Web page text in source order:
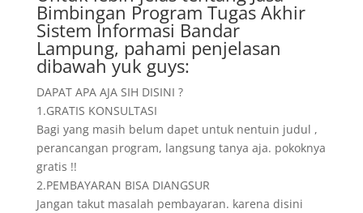
Bimbingan Program Tugas Akhir
Sistem Informasi Bandar
Lampung, pahami penjelasan
dibawah yuk guys:
DAPAT APA AJA SIH DISINI ?
1.GRATIS KONSULTASI
Bagi yang masih belum dapet untuk nentuin judul ,
perancangan program, langsung tanya aja. pokoknya
gratis !!
2.PEMBAYARAN BISA DIANGSUR
Jangan takut masalah pembayaran. karena disini